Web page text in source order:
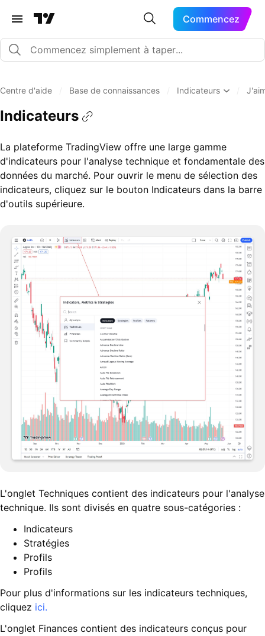
Commencez
Centre d'aide Base de connaissances Indicateurs
Indicateurs
La plateforme TradingView offre une large gamme
d'indicateurs pour l'analyse technique et fondamentale des
données du marché. Pour ouvrir le menu de sélection des
indicateurs, cliquez sur le bouton Indicateurs dans la barre
d'outils supérieure.
L'onglet Techniques contient des indicateurs pour l'analyse
technique. Ils sont divisés en quatre sous-catégories :
Indicateurs
Stratégies
Profils
Profils
Pour plus d'informations sur les indicateurs techniques,
cliquez ici.
L'onglet Finances contient des indicateurs conçus pour